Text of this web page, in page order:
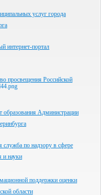
услуг города
интернет-портал
просвещения Российской
образования Администрации
служба по надзору в сфере
и науки
поддержки оценки
области